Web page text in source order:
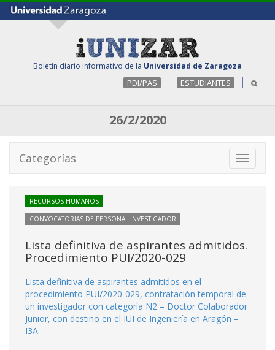
Boletín diario informativo de la Universidad de Zaragoza
PDI/PAS ESTUDIANTES
26/2/2020
Toggle
Categorías
RECURSOS HUMANOS
CONVOCATORIAS DE PERSONAL INVESTIGADOR
Lista definitiva de aspirantes admitidos.
Procedimiento PUI/2020-029
Lista definitiva de aspirantes admitidos en el
procedimiento PUI/2020-029, contratación temporal de
un investigador con categoría N2 – Doctor Colaborador
Junior, con destino en el IUI de Ingeniería en Aragón –
I3A.